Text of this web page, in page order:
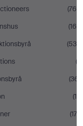
(764)
(165)
(535)
(3)
(361)
(14)
(173)